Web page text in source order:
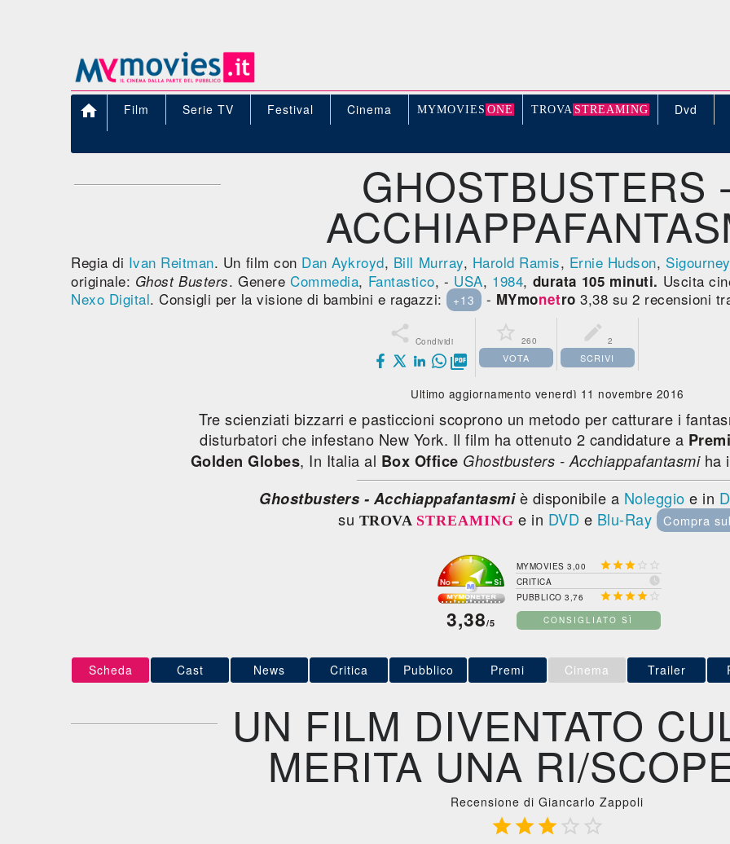
 Film Serie TV Festival Cinema MYMOVIE S ONE TROVA STREAMING Dvd
GHOSTBUSTERS
Regia di Ivan Reitman. Un film con Dan Aykroyd, Bill Murray, Harold Ramis, Ernie Hudson,
originale: Ghost Busters. GenereCommedia, Fantastico, - USA, 1984, durata 105 minuti. Uscita
Nexo Digital. Consigli per la visione di bambini e ragazzi: +13 - MYmonetro 3,38 su 2 recensioni
 Condividi

 260
VOTA
 2
SCRIVI
Ultimo aggiornamento venerdì 11 novembre 2016
Tre scienziati bizzarri e pasticcioni scoprono un metodo per catturare i
disturbatori che infestano New York. Il film ha ottenuto 2 candidature a
Golden Globes, In Italia al Box Office Ghostbusters - Acchiappafantasmiha
Ghostbusters - Acchiappafantasmiè disponibile a Noleggio e in
su TROVA STREAMING e in DVD e Blu-Ray Compra
3,38/5
MYMOVIES 3,00   
CRITICA 
PUBBLICO 3,76  
CONSIGLIATO SÌ
Scheda Cast News Critica Pubblico Premi Cinema Trailer
UN FILM DIVENTATO
MERITA UNA RI/
Recensione di Giancarlo Zappoli
  